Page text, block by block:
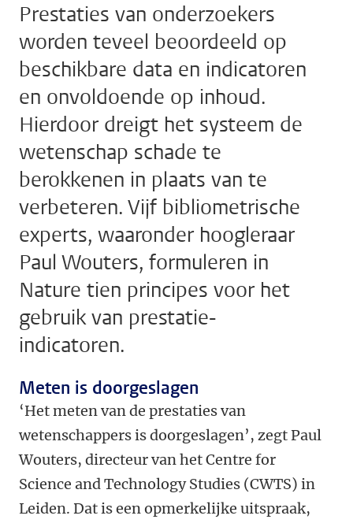
Prestaties van onderzoekers
worden teveel beoordeeld op
beschikbare data en indicatoren
en onvoldoende op inhoud.
Hierdoor dreigt het systeem de
wetenschap schade te
berokkenen in plaats van te
verbeteren. Vijf bibliometrische
experts, waaronder hoogleraar
Paul Wouters, formuleren in
Nature tien principes voor het
gebruik van prestatie-
indicatoren.
Meten is doorgeslagen
‘Het meten van de prestaties van
wetenschappers is doorgeslagen’, zegt Paul
Wouters, directeur van het Centre for
Science and Technology Studies (CWTS) in
Leiden. Dat is een opmerkelijke uitspraak,